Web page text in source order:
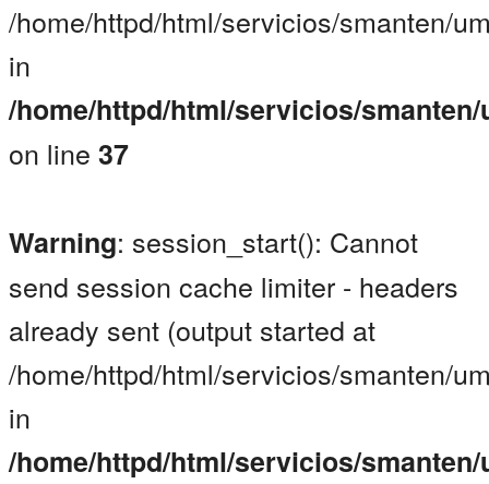
/home/httpd/html/servicios/smanten/
in
/home/httpd/html/servicios/
on line 37
Warning: session_start(): Cannot
send session cache limiter - headers
already sent (output started at
/home/httpd/html/servicios/smanten/
in
/home/httpd/html/servicios/